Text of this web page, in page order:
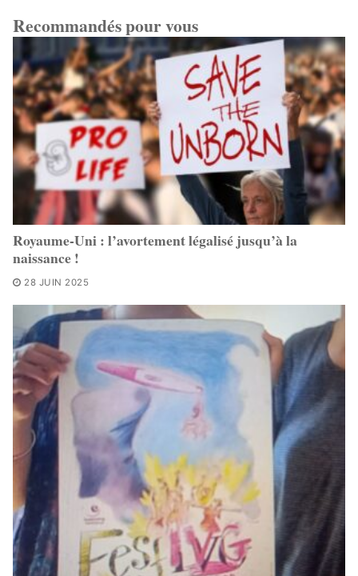
Recommandés pour vous
Royaume-Uni : l’avortement légalisé jusqu’à la
naissance !
28 JUIN 2025